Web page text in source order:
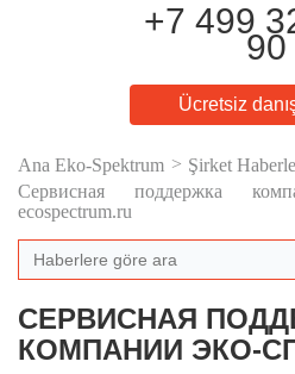
+7 499
90
Ücretsiz
Ana Eko-Spektrum
Şirket
Сервисная поддержка
ecospectrum.ru
СЕРВИСНАЯ
КОМПАНИИ ЭКО-